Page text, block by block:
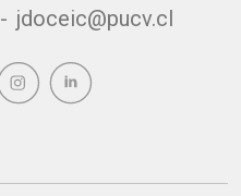
- jdoceic@pucv.cl